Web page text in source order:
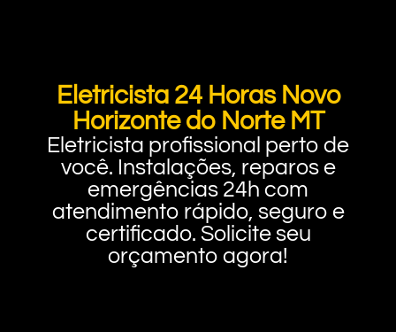
Eletricista 24 Horas Novo
Horizonte do Norte MT
Eletricista profissional perto de
você. Instalações, reparos e
emergências 24h com
atendimento rápido, seguro e
certificado. Solicite seu
orçamento agora!